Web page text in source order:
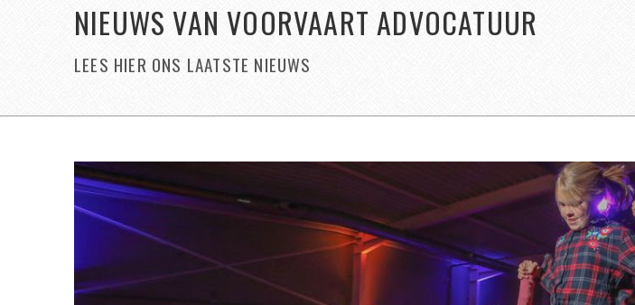
NIEUWS VAN VOORVAART ADVOCATUUR
LEES HIER ONS LAATSTE NIEUWS